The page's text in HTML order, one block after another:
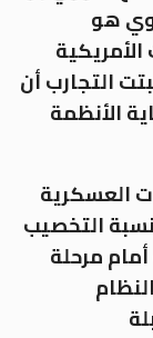
هو
التجارب أن
الأنظمة
العسكرية
التخصيب
مرحلة